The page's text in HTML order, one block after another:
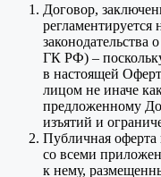
Договор,
законодательства
ГК РФ) –
в настоящей
лицом не иначе
предложенному
изъятий и
Публичная оферта
со всеми
к нему,